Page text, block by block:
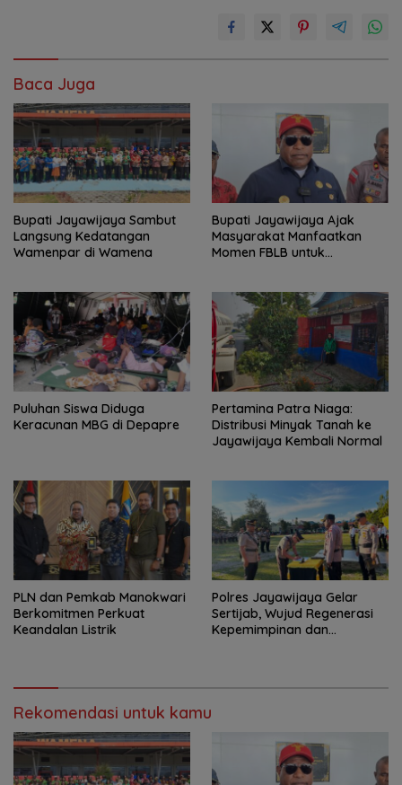
Baca Juga
Bupati Jayawijaya Sambut
Langsung Kedatangan
Wamenpar di Wamena
Bupati Jayawijaya Ajak
Masyarakat Manfaatkan
Momen FBLB untuk
Puluhan Siswa Diduga
Keracunan MBG di Depapre
Pertamina Patra Niaga:
Distribusi Minyak Tanah ke
Jayawijaya Kembali Normal
PLN dan Pemkab Manokwari
Berkomitmen Perkuat
Keandalan Listrik
Polres Jayawijaya Gelar
Sertijab, Wujud Regenerasi
Kepemimpinan dan
Rekomendasi untuk kamu